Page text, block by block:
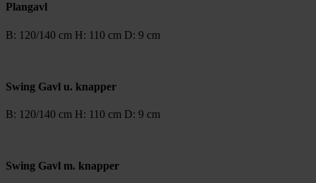
Plangavl
B: 120/140 cm H: 110 cm D: 9 cm
Swing Gavl u. knapper
B: 120/140 cm H: 110 cm D: 9 cm
Swing Gavl m. knapper